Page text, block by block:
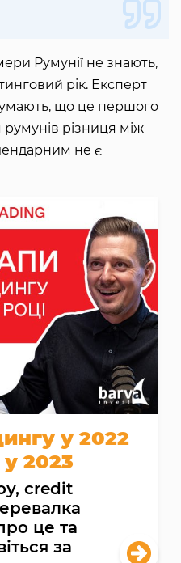
Румунії не знають,
рік. Експерт
що це першого
різниця між
не є
у 2022
у 2023
credit
це та
за